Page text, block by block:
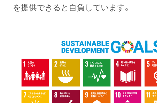
を提供できると自負しています。